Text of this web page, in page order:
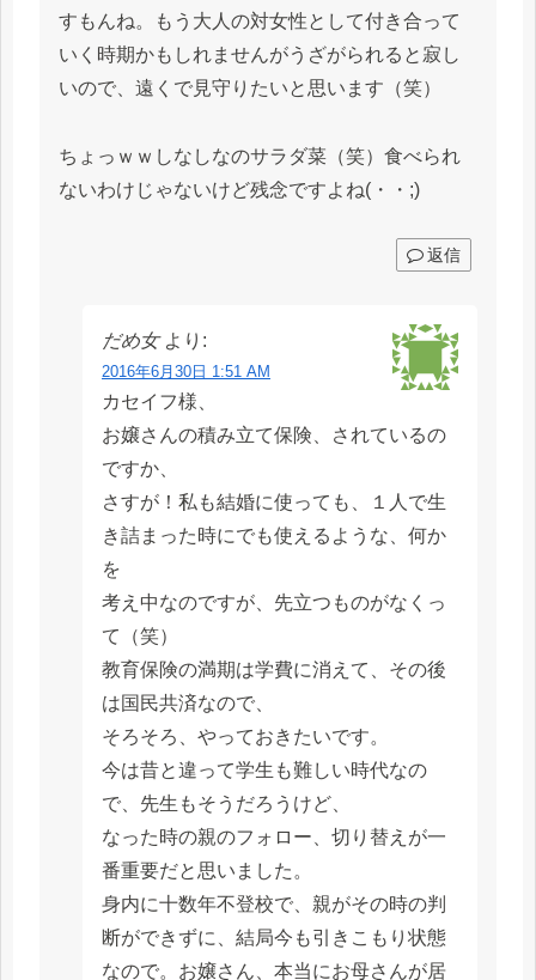
すもんね。もう大人の対女性として付き合って
いく時期かもしれませんがうざがられると寂し
いので、遠くで見守りたいと思います（笑）
ちょっｗｗしなしなのサラダ菜（笑）食べられ
ないわけじゃないけど残念ですよね(・・;)
返信
だめ女 より:
2016年6月30日 1:51 AM
カセイフ様、
お嬢さんの積み立て保険、されているの
ですか、
さすが！私も結婚に使っても、１人で生
き詰まった時にでも使えるような、何か
を
考え中なのですが、先立つものがなくっ
て（笑）
教育保険の満期は学費に消えて、その後
は国民共済なので、
そろそろ、やっておきたいです。
今は昔と違って学生も難しい時代なの
で、先生もそうだろうけど、
なった時の親のフォロー、切り替えが一
番重要だと思いました。
身内に十数年不登校で、親がその時の判
断ができずに、結局今も引きこもり状態
なので。お嬢さん、本当にお母さんが居